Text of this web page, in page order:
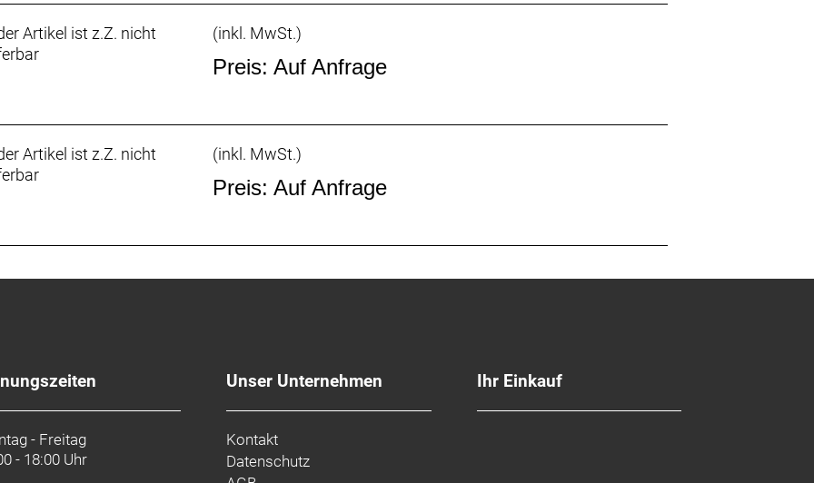
Artikel ist z.Z. nicht
(inkl. MwSt.)
Preis: Auf Anfrage
Artikel ist z.Z. nicht
(inkl. MwSt.)
Preis: Auf Anfrage
- Freitag
- 18:00 Uhr
Unser Unternehmen
Kontakt
Datenschutz
Ihr Einkauf